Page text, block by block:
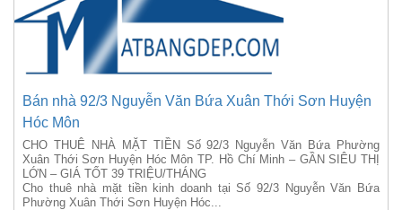
Bán nhà 92/3 Nguyễn Văn Bứa Xuân Thới Sơn Huyện
Hóc Môn
CHO THUÊ NHÀ MẶT TIỀN Số 92/3 Nguyễn Văn Bứa Phường
Xuân Thới Sơn Huyện Hóc Môn TP. Hồ Chí Minh – GẦN SIÊU THỊ
LỚN – GIÁ TỐT 39 TRIỆU/THÁNG
Cho thuê nhà mặt tiền kinh doanh tại Số 92/3 Nguyễn Văn Bứa
Phường Xuân Thới Sơn Huyện Hóc...